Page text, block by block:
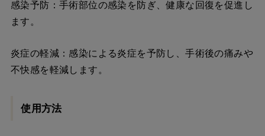
感染予防：手術部位の感染を防ぎ、健康な回復を促進し
ます。
炎症の軽減：感染による炎症を予防し、手術後の痛みや
不快感を軽減します。
使用方法